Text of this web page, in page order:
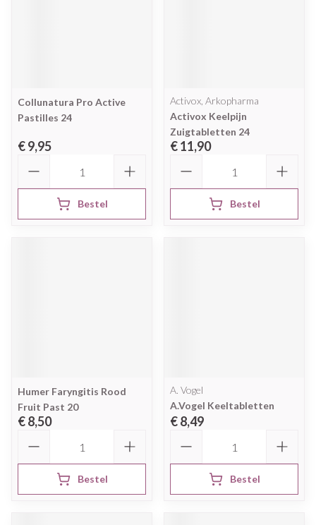
Collunatura Pro Active
Pastilles 24
€ 9,95
Bestel
Activox, Arkopharma
Activox Keelpijn
Zuigtabletten 24
€ 11,90
Bestel
Humer Faryngitis Rood
Fruit Past 20
€ 8,50
Bestel
A. Vogel
A.Vogel Keeltabletten
€ 8,49
Bestel